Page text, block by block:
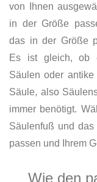
von Ihnen
in der Größe
das in der Größe
Es ist gleich, ob
Säulen oder
Säule, also
immer benötigt.
Säulenfuß und
passen und Ihrem
Wie den